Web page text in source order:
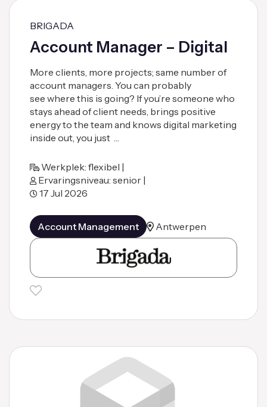
BRIGADA
Account Manager – Digital
More clients, more projects; same number of
account managers. You can probably
see where this is going? If you’re someone who
stays ahead of client needs, brings positive
energy to the team and knows digital marketing
inside out, you just …
Werkplek: flexibel |
Ervaringsniveau: senior |
17 Jul 2026
Account Management Antwerpen